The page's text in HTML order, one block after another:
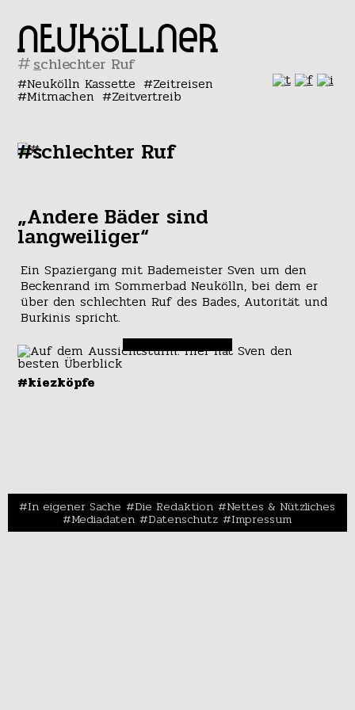
#
Neukölln Kassette Zeitreisen
Mitmachen Zeitvertreib
#schlechter Ruf
„Andere Bäder sind
langweiliger“
Ein Spaziergang mit Bademeister Sven um den
Beckenrand im Sommerbad Neukölln, bei dem er
über den schlechten Ruf des Bades, Autorität und
Burkinis spricht.
#kiezköpfe
In eigener Sache Die Redaktion Nettes & Nützliches
Mediadaten Datenschutz Impressum